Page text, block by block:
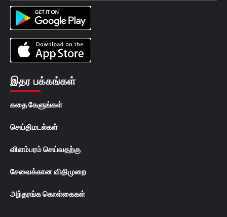
இதர பக்கங்கள்
கதை கேளுங்கள்
செய்திமடல்கள்
விளம்பரம் செய்வதற்கு
சேவைக்கான விதிமுறை
அந்தரங்க கொள்கைகள்